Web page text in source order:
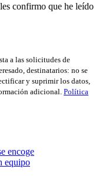
confirmo que he leído
a las solicitudes de
destinatarios: no se
y suprimir los datos,
adicional. Política
encoge
equipo